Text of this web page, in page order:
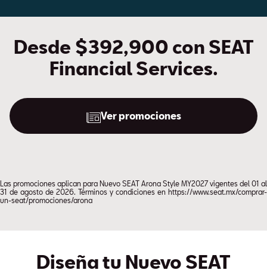
Desde $392,900 con SEAT
Financial Services.
Ver promociones
Las promociones aplican para Nuevo SEAT Arona Style MY2027 vigentes del 01 al
31 de agosto de 2026. Términos y condiciones en https://www.seat.mx/comprar-
un-seat/promociones/arona
Diseña tu Nuevo SEAT